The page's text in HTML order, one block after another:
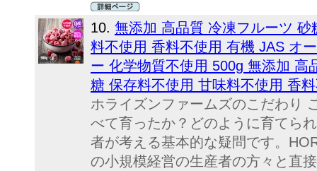
10. 無添加 高品質 冷凍フルーツ
料不使用 香料不使用 有機 JAS オ
ー 化学物質不使用 500g 無添加 高
糖 保存料不使用 甘味料不使用 香
ホライズンファームズのこだわり
べて育ったか？どのように育てら
者が考える基本的な疑問です。
の小規模経営の生産者の方々と直